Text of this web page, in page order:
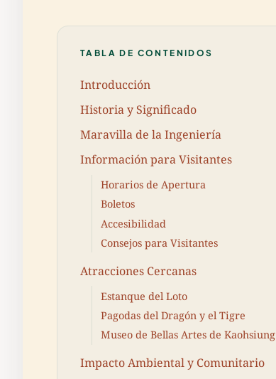
TABLA DE CONTENIDOS
Introducción
Historia y Significado
Maravilla de la Ingeniería
Información para Visitantes
Horarios de Apertura
Boletos
Accesibilidad
Consejos para Visitantes
Atracciones Cercanas
Estanque del Loto
Pagodas del Dragón y el Tigre
Museo de Bellas Artes de Kaohsiung
Impacto Ambiental y Comunitario